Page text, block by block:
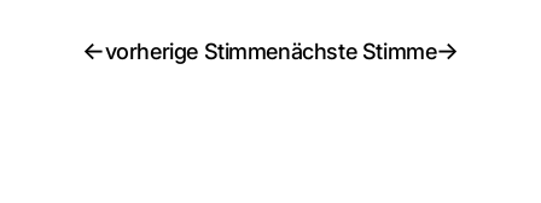
←vorherige Stimmenächste Stimme→